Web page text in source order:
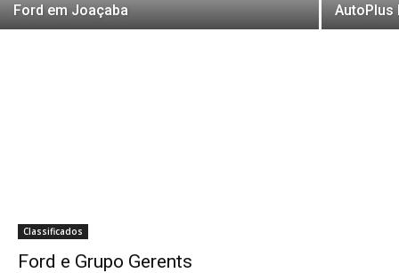
Ford em Joaçaba AutoPlus
Classificados
Ford e Grupo Gerents